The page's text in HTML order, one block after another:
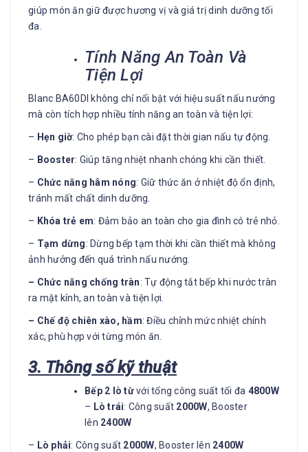
giúp món ăn giữ được hương vị và giá trị dinh dưỡng tối
đa.
Tính Năng An Toàn Và
Tiện Lợi
Blanc BA60DI không chỉ nổi bật với hiệu suất nấu nướng
mà còn tích hợp nhiều tính năng an toàn và tiện lợi:
– Hẹn giờ: Cho phép bạn cài đặt thời gian nấu tự động.
– Booster: Giúp tăng nhiệt nhanh chóng khi cần thiết.
– Chức năng hâm nóng: Giữ thức ăn ở nhiệt độ ổn định,
tránh mất chất dinh dưỡng.
– Khóa trẻ em: Đảm bảo an toàn cho gia đình có trẻ nhỏ.
– Tạm dừng: Dừng bếp tạm thời khi cần thiết mà không
ảnh hưởng đến quá trình nấu nướng.
– Chức năng chống tràn: Tự động tắt bếp khi nước tràn
ra mặt kính, an toàn và tiện lợi.
– Chế độ chiên xào, hầm: Điều chỉnh mức nhiệt chính
xác, phù hợp với từng món ăn.
3. Thông số kỹ thuật
Bếp 2 lò từvới tổng công suất tối đa 4800W
– Lò trái: Công suất 2000W, Booster
lên 2400W
– Lò phải: Công suất 2000W, Booster lên 2400W